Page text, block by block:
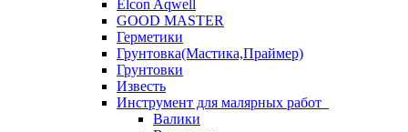
Elcon Aqwell
GOOD MASTER
Герметики
Грунтовка(Мастика,Праймер)
Грунтовки
Известь
Инструмент для малярных работ
Валики